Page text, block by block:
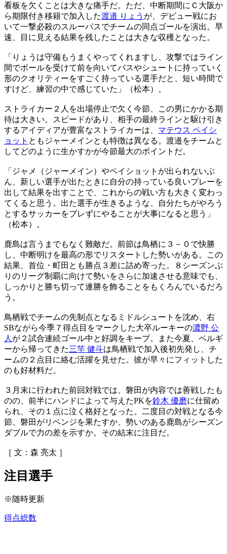
看板を欠くことは大きな痛手だ。ただ、中断期間にＣ大阪か
ら期限付き移籍で加入した渡邉 りょう が、デビュー戦にお
いて一撃必殺のスルーパスでチームの同点ゴールを演出。早
速、目に見える結果を残したことは大きな収穫となった。
「りょうは守備もうまくやってくれますし、攻撃ではライン
間でボールを受けて前を向いてパスやシュートに持っていく
形のクオリティーをすごく持っている選手だと、短い時間で
すけど、練習の中で感じていた」（松本）。
ストライカー２人を出場停止で欠く今節、この男にかかる期
待は大きい。スピードがあり、相手の最終ラインと駆け引き
するアイディアが豊富なストライカーは、 マテウス ペイシ
ョット ともジャーメインとも特徴は異なる。渡邉をチームと
してどのように生かすかが今節最大のポイントだ。
「ジャメ（ジャーメイン）やペイショットが出られないぶ
ん、新しい選手が出たときに自分の持っている良いプレーを
出して結果を出すことで、これからの戦い方も大きく変わっ
てくると思う。出た選手が生きるような、自分たちがやろう
とするサッカーをブレずにやることが大事になると思う」
（松本）。
鹿島は言うまでもなく難敵だ。前節は鳥栖に３－０で快勝
し、中断明けを最高の形でリスタートした勢いがある。この
結果、首位・町田とも勝点３差に詰め寄った。８シーズンぶ
りのリーグ制覇に向けて勢いをさらに加速させる意味でも、
しっかりと勝ち切って連勝を飾ることをもくろんでいるだろ
う。
鳥栖戦でチームの先制点となるミドルシュートを沈め、右
SBながら今季７得点目をマークした大卒ルーキーの濃野 公
人 が２試合連続ゴール中と好調をキープ。また今夏、ベルギ
ーから帰ってきた三竿 健斗は鳥栖戦で加入後初先発し、チ
ームの２点目に絡む活躍を見せた。彼が早々にフィットした
のも好材料だ。
３月末に行われた前回対戦では、磐田が内容では善戦したも
のの、前半にハンドによって与えたPKを鈴木 優磨に仕留め
られ、その１点に泣く格好となった。二度目の対戦となる今
節、磐田がリベンジを果たすか、勢いのある鹿島がシーズン
ダブルで力の差を示すか。その結末に注目だ。
［ 文：森 亮太 ］
注目選手
※随時更新
得点総数